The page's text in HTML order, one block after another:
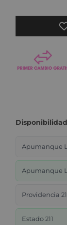
Apumanque
Apumanque
Providencia
Estado 211